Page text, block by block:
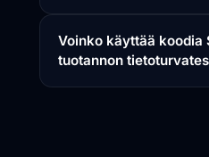
Voinko käyttää koodia
tuotannon